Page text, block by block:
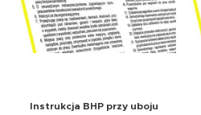
Instrukcja BHP przy uboju